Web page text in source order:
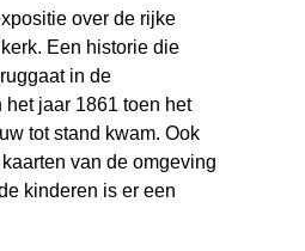
over de rijke
Een historie die
in de
jaar 1861 toen het
tot stand kwam. Ook
van de omgeving
kinderen is er een